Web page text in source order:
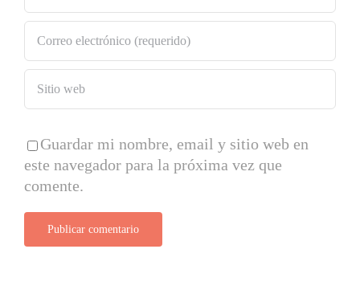
Guardar mi nombre, email y sitio web en
este navegador para la próxima vez que
comente.